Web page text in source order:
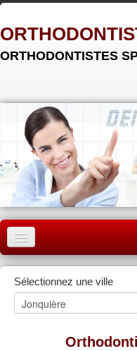
ORTHODONTISTES
ACCUEIL
MONTRÉAL
QUÉBEC
Sélectionnez une ville